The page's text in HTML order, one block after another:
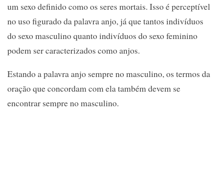
um sexo definido como os seres mortais. Isso é perceptível
no uso figurado da palavra anjo, já que tantos indivíduos
do sexo masculino quanto indivíduos do sexo feminino
podem ser caracterizados como anjos.
Estando a palavra anjo sempre no masculino, os termos da
oração que concordam com ela também devem se
encontrar sempre no masculino.